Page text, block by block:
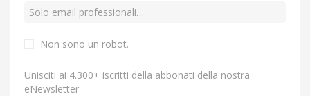
Non sono un robot.
Unisciti ai 4.300+ iscritti della abbonati della nostra
eNewsletter